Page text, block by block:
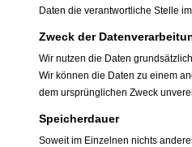
Daten die verantwortliche Stelle
Zweck der
Wir nutzen die Daten
Wir können die Daten zu einem
dem ursprünglichen Zweck
Speicherdauer
Soweit im Einzelnen nichts